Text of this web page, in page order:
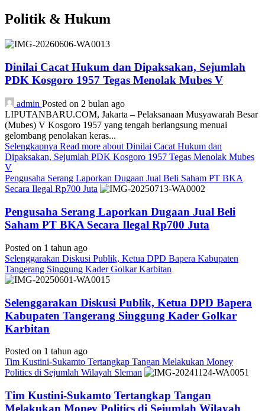
Politik & Hukum
Dinilai Cacat Hukum dan Dipaksakan, Sejumlah
PDK Kosgoro 1957 Tegas Menolak Mubes V
admin Posted on 2 bulan ago
LIPUTANBARU.COM, Jakarta – Pelaksanaan Musyawarah Besar
(Mubes) V Kosgoro 1957 yang tengah berlangsung menuai
gelombang penolakan keras...
Selengkapnya Read more about Dinilai Cacat Hukum dan
Dipaksakan, Sejumlah PDK Kosgoro 1957 Tegas Menolak Mubes
V
Pengusaha Serang Laporkan Dugaan Jual Beli Saham PT BKA
Secara Ilegal Rp700 Juta
Pengusaha Serang Laporkan Dugaan Jual Beli
Saham PT BKA Secara Ilegal Rp700 Juta
Posted on 1 tahun ago
Selenggarakan Diskusi Publik, Ketua DPD Bapera Kabupaten
Tangerang Singgung Kader Golkar Karbitan
Selenggarakan Diskusi Publik, Ketua DPD Bapera
Kabupaten Tangerang Singgung Kader Golkar
Karbitan
Posted on 1 tahun ago
Tim Kustini-Sukamto Tertangkap Tangan Melakukan Money
Politics di Sejumlah Wilayah Sleman
Tim Kustini-Sukamto Tertangkap Tangan
Melakukan Money Politics di Sejumlah Wilayah